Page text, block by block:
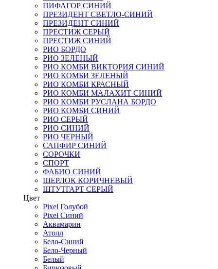
ПИФАГОР СИНИЙ
ПРЕЗИДЕНТ СВЕТЛО-СИНИЙ
ПРЕЗИДЕНТ СИНИЙ
ПРЕСТИЖ СЕРЫЙ
ПРЕСТИЖ СИНИЙ
РИО БОРДО
РИО ЗЕЛЕНЫЙ
РИО КОМБИ ВИКТОРИЯ СИНИЙ
РИО КОМБИ ЗЕЛЕНЫЙ
РИО КОМБИ КРАСНЫЙ
РИО КОМБИ МАЛАХИТ СИНИЙ
РИО КОМБИ РУСЛАНА БОРДО
РИО КОМБИ СИНИЙ
РИО СЕРЫЙ
РИО СИНИЙ
РИО ЧЕРНЫЙ
САПФИР СИНИЙ
СОРОЧКИ
СПОРТ
ФАБИО СИНИЙ
ШЕРЛОК КОРИЧНЕВЫЙ
ШТУТГАРТ СЕРЫЙ
Цвет
Pixel Голубой
Pixel Синий
Аквамарин
Атолл
Бело-Синий
Бело-Черный
Белый